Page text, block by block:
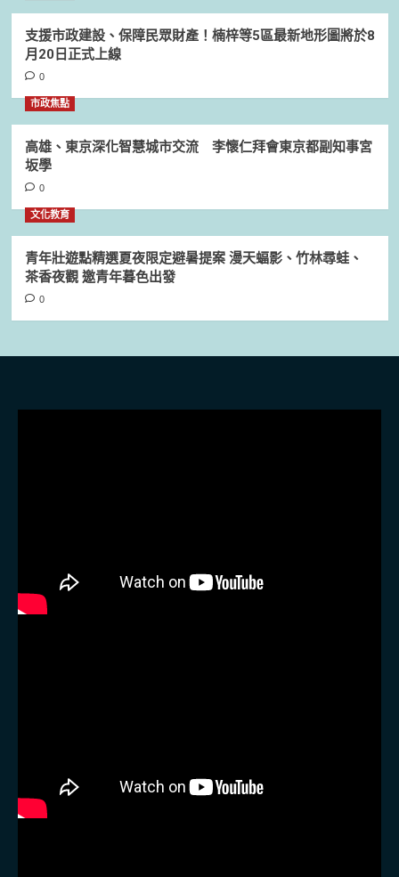
支援市政建設、保障民眾財產！楠梓等5區最新地形圖將於8
月20日正式上線
0
市政焦點
高雄、東京深化智慧城市交流 李懷仁拜會東京都副知事宮
坂學
0
文化教育
青年壯遊點精選夏夜限定避暑提案 漫天蝠影、竹林尋蛙、
茶香夜觀 邀青年暮色出發
0